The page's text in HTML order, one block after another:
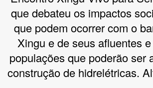
Bioma / Bacia
Tema
Subtema
que debateu os impactos
que podem ocorrer com o
Xingu e de seus afluentes
populações que poderão ser
construção de hidrelétricas.